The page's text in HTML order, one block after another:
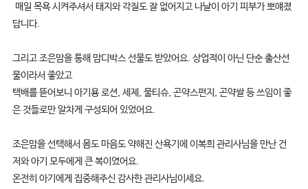
매일 목욕 시켜주셔서 태지와 각질도 잘 없어지고 나날이 아기 피부가 뽀얘졌
답니다.
그리고 조은맘을 통해 맘디박스 선물도 받았어요. 상업적이 아닌 단순 출산선
물이라서 좋았고
택배를 뜯어보니 아기용 로션, 세제, 물티슈, 곤약스펀지, 곤약쌀 등 쓰임이 좋
은 것들로만 알차게 구성되어 있었어요.
조은맘을 선택해서 몸도 마음도 약해진 산욕기에 이복희 관리사님을 만난 건
저와 아기 모두에게 큰 복이였어요.
온전히 아기에게 집중해주신 감사한 관리사님이세요.